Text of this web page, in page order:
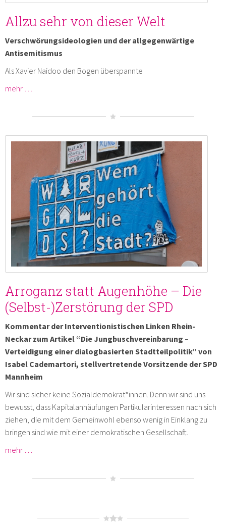
Allzu sehr von dieser Welt
Verschwörungsideologien und der allgegenwärtige
Antisemitismus
Als Xavier Naidoo den Bogen überspannte
mehr …
Arroganz statt Augenhöhe – Die
(Selbst-)Zerstörung der SPD
Kommentar der Interventionistischen Linken Rhein-
Neckar zum Artikel “Die Jungbuschvereinbarung –
Verteidigung einer dialogbasierten Stadtteilpolitik” von
Isabel Cademartori, stellvertretende Vorsitzende der SPD
Mannheim
Wir sind sicher keine Sozialdemokrat*innen. Denn wir sind uns
bewusst, dass Kapitalanhäufungen Partikularinteressen nach sich
ziehen, die mit dem Gemeinwohl ebenso wenig in Einklang zu
bringen sind wie mit einer demokratischen Gesellschaft.
mehr …